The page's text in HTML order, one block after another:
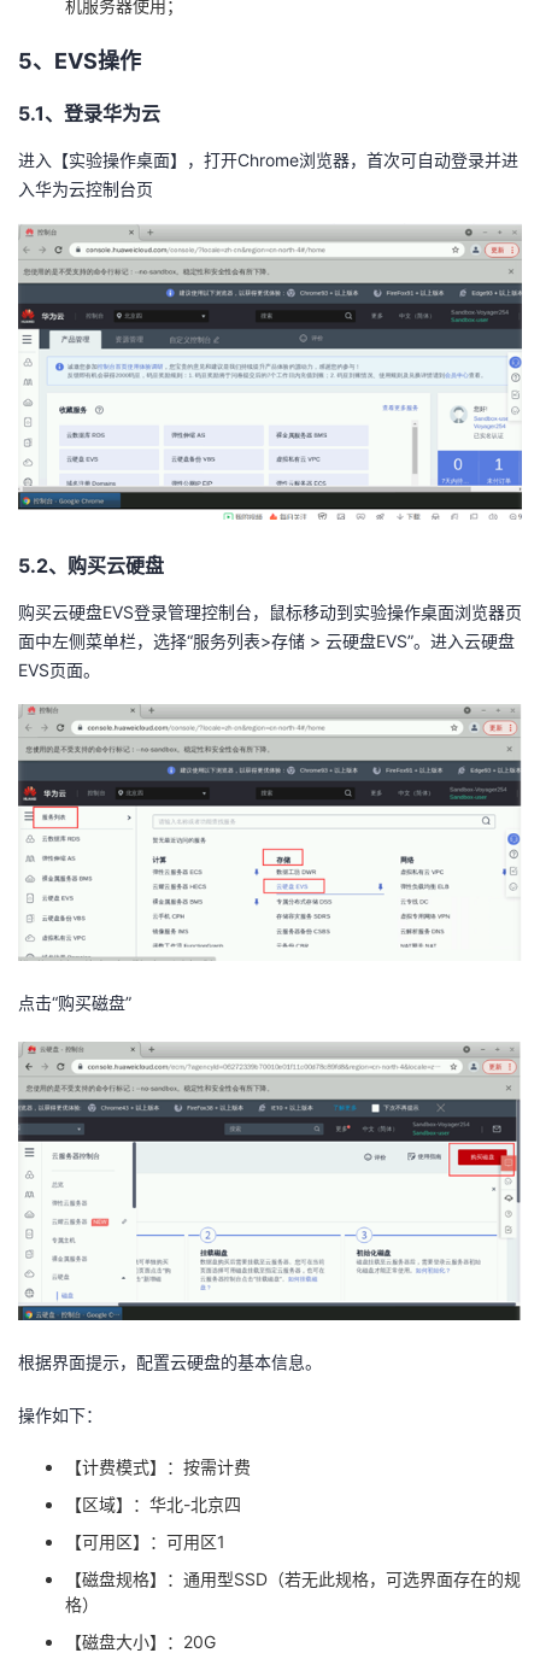
机服务器使用；
5、 EVS操作
5.1、登录华为云
进入【实验操作桌面】，打开Chrome浏览器，首次可自动登录并进
入华为云控制台页
5.2、购买云硬盘
购买云硬盘EVS登录管理控制台，鼠标移动到实验操作桌面浏览器页
面中左侧菜单栏，选择“服务列表>存储 > 云硬盘EVS”。进入云硬盘
EVS页面。
点击“购买磁盘”
根据界面提示，配置云硬盘的基本信息。
操作如下：
【计费模式】：按需计费
【区域】：华北-北京四
【可用区】：可用区1
【磁盘规格】：通用型SSD （若无此规格，可选界面存在的规
格）
【磁盘大小】： 20G